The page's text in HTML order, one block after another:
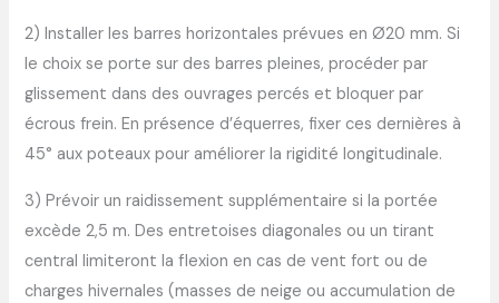
2) Installer les barres horizontales prévues en Ø20 mm. Si
le choix se porte sur des barres pleines, procéder par
glissement dans des ouvrages percés et bloquer par
écrous frein. En présence d’équerres, fixer ces dernières à
45° aux poteaux pour améliorer la rigidité longitudinale.
3) Prévoir un raidissement supplémentaire si la portée
excède 2,5 m. Des entretoises diagonales ou un tirant
central limiteront la flexion en cas de vent fort ou de
charges hivernales (masses de neige ou accumulation de